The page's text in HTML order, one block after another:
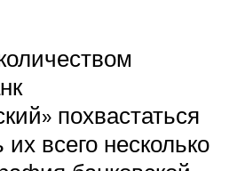
похвастаться
всего несколько